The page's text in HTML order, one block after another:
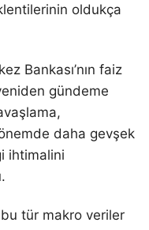
oldukça
Bankası’nın faiz
gündeme
daha gevşek
ihtimalini
bu tür makro veriler